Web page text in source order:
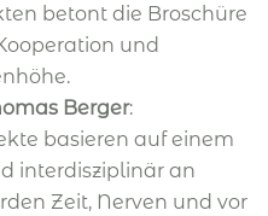
betont die Broschüre
und
Berger:
basieren auf einem
interdisziplinär an
Zeit, Nerven und vor